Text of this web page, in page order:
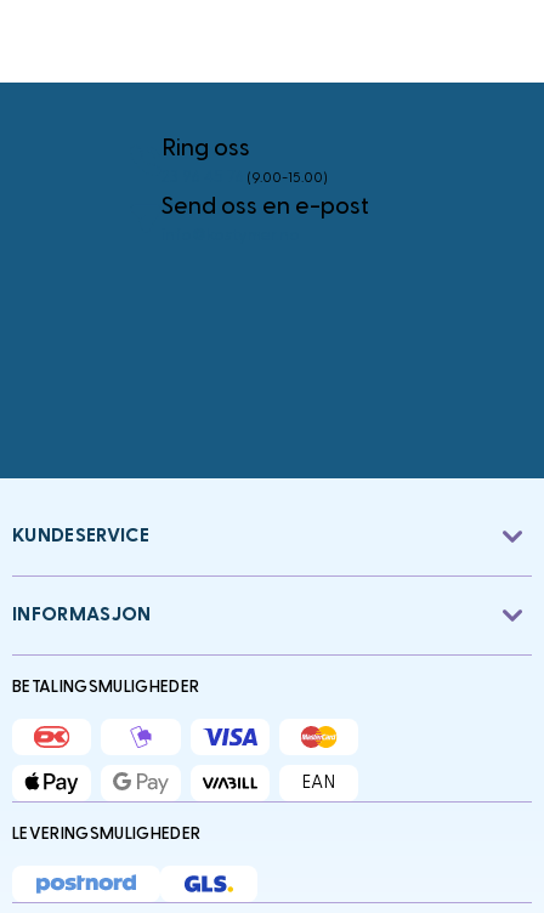
Ring oss
(9.00-15.00)
Send oss en e-post
KUNDESERVICE
INFORMASJON
BETALINGSMULIGHEDER
EAN
LEVERINGSMULIGHEDER